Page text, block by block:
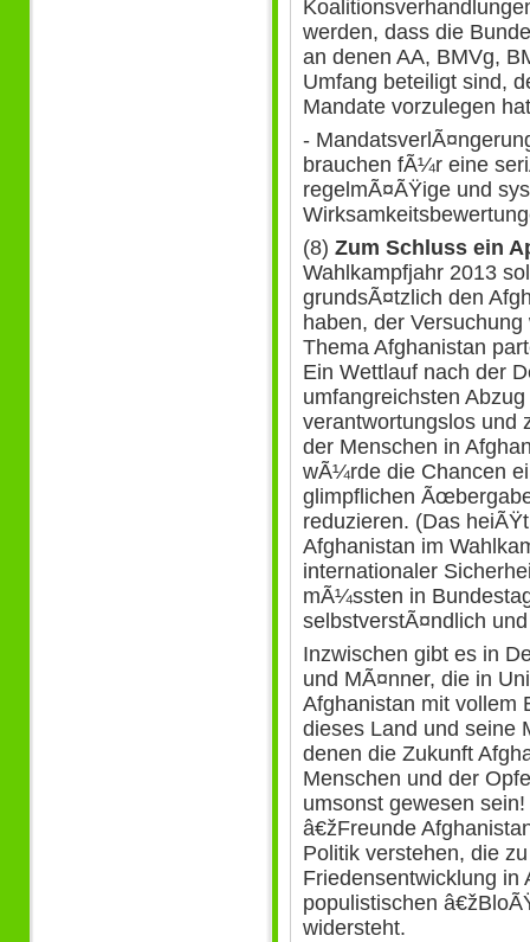
werden, dass die
an denen AA, BMVg,
Umfang beteiligt sind,
Mandate vorzulegen
-
brauchen fÃ¼r eine
regelmÃ¤ÃŸige und
(8) Zum Schluss ein
Wahlkampfjahr 2013
grundsÃ¤tzlich den
haben, der
Thema Afghanistan
Ein Wettlauf nach der
umfangreichsten
verantwortungslos und
der Menschen in
wÃ¼rde die Chancen
glimpflichen
reduzieren. (Das
Afghanistan im
internationaler
mÃ¼ssten in
selbstverstÃ¤ndlich
Inzwischen gibt es in
und MÃ¤nner, die in
Afghanistan mit vollem
dieses Land und seine
denen die Zukunft
Menschen und der
umsonst gewesen
â€žFreunde
Politik verstehen, die
Friedensentwicklung in
populistischen
widersteht.